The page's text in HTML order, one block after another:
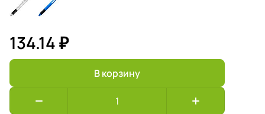
134.14 ₽
В корзину